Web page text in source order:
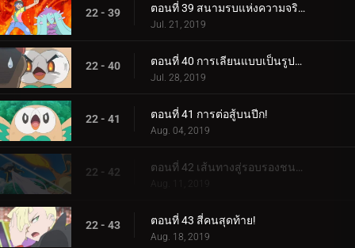
22 - 39 ตอนที่ 39 สนามรบแห่งความจริงและความรัก!
Jul. 21, 2019
22 - 40 ตอนที่ 40 การเลียนแบบเป็นรูปแบบกลยุทธ์ที่จริงใจที่สุด!
Jul. 28, 2019
22 - 41 ตอนที่ 41 การต่อสู้บนปีก!
Aug. 04, 2019
22 - 42
Aug. 11, 2019
22 - 43 ตอนที่ 43 สี่คนสุดท้าย!
Aug. 18, 2019